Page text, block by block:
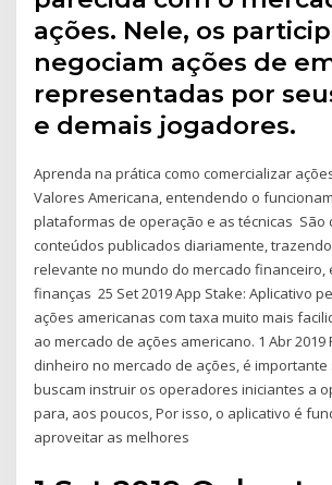
ações. Nele, os
negociam ações de
representadas por
e demais jogadores.
Aprenda na prática como comercializar
Valores Americana, entendendo o
plataformas de operação e as técnicas São
conteúdos publicados diariamente,
relevante no mundo do mercado financeiro,
finanças 25 Set 2019 App Stake: Aplicativo
ações americanas com taxa muito mais
ao mercado de ações americano. 1 Abr 2019
dinheiro no mercado de ações, é
buscam instruir os operadores iniciantes a
para, aos poucos, Por isso, o aplicativo é
aproveitar as melhores